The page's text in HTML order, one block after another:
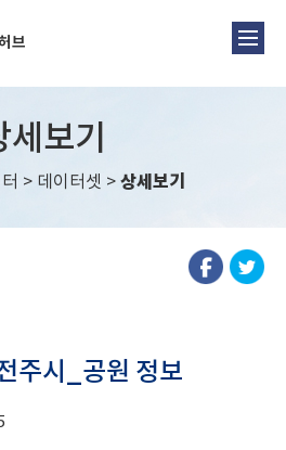
브
세보기
> 데이터셋 > 상세보기
주시_공원 정보